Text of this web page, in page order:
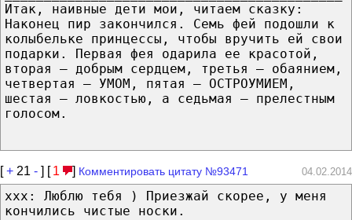
Итак, наивные дети мои, читаем сказку:
Наконец пир закончился. Семь фей подошли к
колыбельке принцессы, чтобы вручить ей свои
подарки. Первая фея одарила ее красотой,
вторая – добрым сердцем, третья – обаянием,
четвертая – УМОМ, пятая – ОСТРОУМИЕМ,
шестая – ловкостью, а седьмая – прелестным
голосом.
[+ 21 - ] [ 1 ] Комментировать цитату №93471 04.02.2014
xxx: Люблю тебя ) Приезжай скорее, у меня
кончились чистые носки.